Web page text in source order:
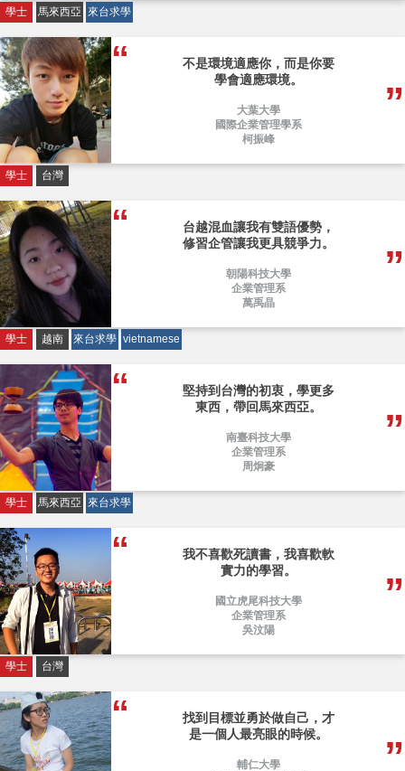
學士 馬來西亞 來台求學
不是環境適應你，而是你要
學會適應環境。
大葉大學
國際企業管理學系
柯振峰
學士 台灣
台越混血讓我有雙語優勢，
修習企管讓我更具競爭力。
朝陽科技大學
企業管理系
萬禹晶
學士 越南 來台求學 vietnamese
堅持到台灣的初衷，學更多
東西，帶回馬來西亞。
南臺科技大學
企業管理系
周炯豪
學士 馬來西亞 來台求學
我不喜歡死讀書，我喜歡軟
實力的學習。
國立虎尾科技大學
企業管理系
吳汶陽
學士 台灣
找到目標並勇於做自己，才
是一個人最亮眼的時候。
輔仁大學